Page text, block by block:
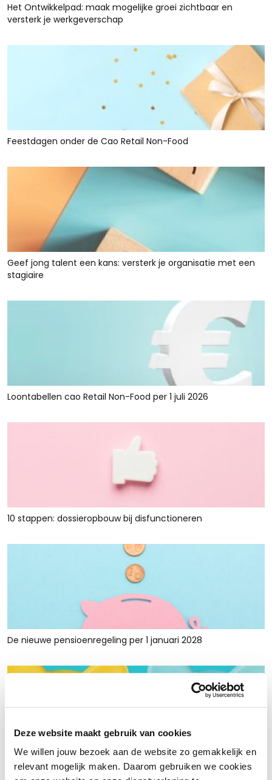
Deze website maakt gebruik van cookies
We willen jouw bezoek aan de website zo gemakkelijk en
relevant mogelijk maken. Daarom gebruiken we cookies
Het Ontwikkelpad: maak mogelijke groei zichtbaar en
versterk je werkgeverschap
Feestdagen onder de Cao Retail Non-Food
Geef jong talent een kans: versterk je organisatie met een
stagiaire
Loontabellen cao Retail Non-Food per 1 juli 2026
10 stappen: dossieropbouw bij disfunctioneren
De nieuwe pensioenregeling per 1 januari 2028
Rust en ruimte met werkkapitaalfinanciering: voor retailers
die tijdelijk krap zitten